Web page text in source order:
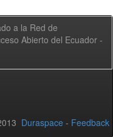
a la Red de
Abierto del Ecuador -
Duraspace - Feedback